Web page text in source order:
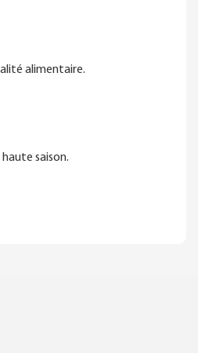
alimentaire.
saison.